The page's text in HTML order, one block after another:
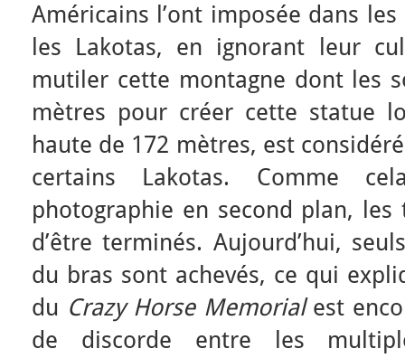
Américains l’ont imposée dans
les Lakotas, en ignorant leur
mutiler cette montagne dont les
mètres pour créer cette statue
haute de 172 mètres, est
certains Lakotas. Comme
photographie en second plan,
d’être terminés. Aujourd’hui,
du bras sont achevés, ce qui
du Crazy Horse Memorialest
de discorde entre les